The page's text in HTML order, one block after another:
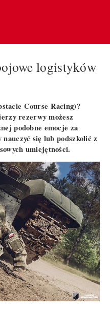
logistyków
Course Racing)?
rezerwy możesz
podobne emocje za
się lub podszkolić z
umiejętności.